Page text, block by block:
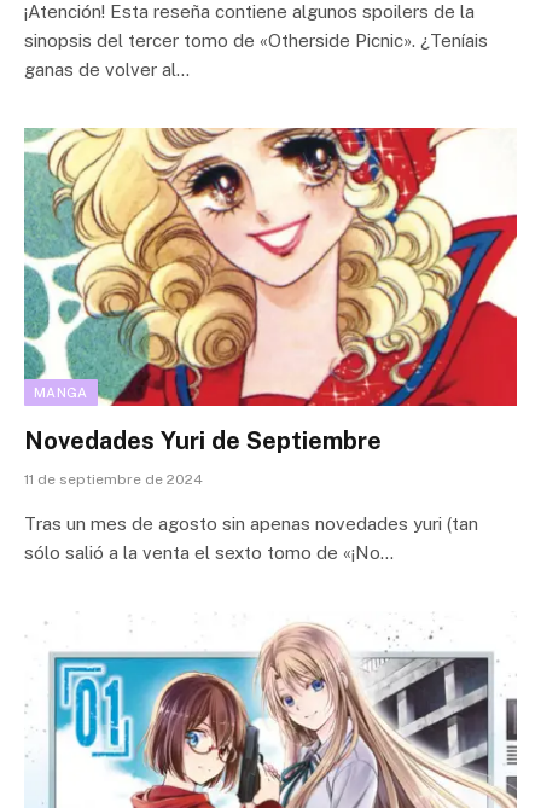
¡Atención! Esta reseña contiene algunos spoilers de la
sinopsis del tercer tomo de «Otherside Picnic». ¿Teníais
ganas de volver al…
MANGA
Novedades Yuri de Septiembre
11 de septiembre de 2024
Tras un mes de agosto sin apenas novedades yuri (tan
sólo salió a la venta el sexto tomo de «¡No…